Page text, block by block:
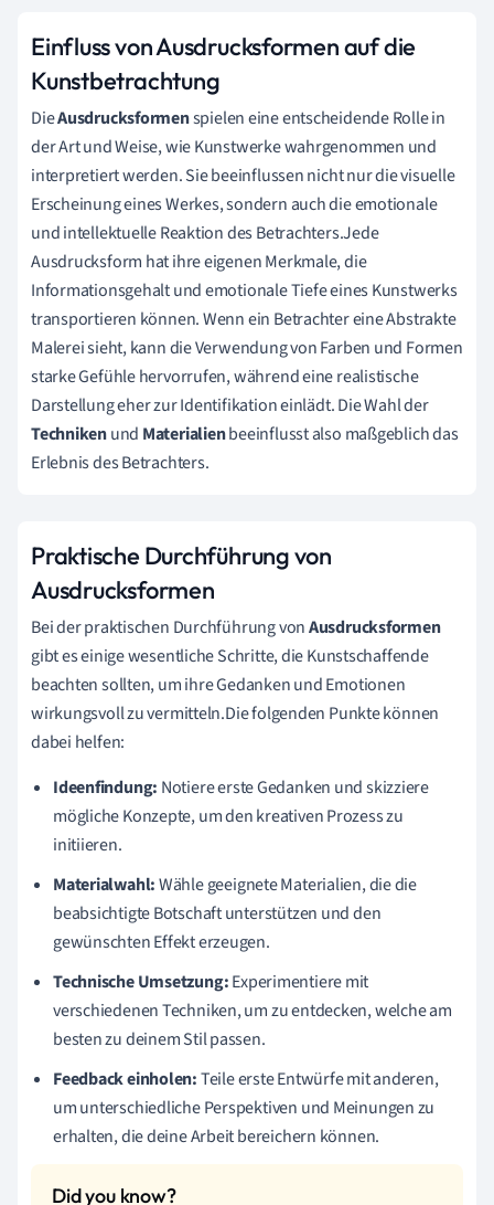
Einfluss von Ausdrucksformen auf die
Kunstbetrachtung
DieAusdrucksformenspielen eine entscheidende Rolle in
der Art und Weise, wie Kunstwerke wahrgenommen und
interpretiert werden. Sie beeinflussen nicht nur die visuelle
Erscheinung eines Werkes, sondern auch die emotionale
und intellektuelle Reaktion des Betrachters.Jede
Ausdrucksform hat ihre eigenen Merkmale, die
Informationsgehalt und emotionale Tiefe eines Kunstwerks
transportieren können. Wenn ein Betrachter eine Abstrakte
Malerei sieht, kann die Verwendung von Farben und Formen
starke Gefühle hervorrufen, während eine realistische
Darstellung eher zur Identifikation einlädt. Die Wahl der
Technikenund Materialienbeeinflusst also maßgeblich das
Erlebnis des Betrachters.
Praktische Durchführung von
Ausdrucksformen
Bei der praktischen Durchführung vonAusdrucksformen
gibt es einige wesentliche Schritte, die Kunstschaffende
beachten sollten, um ihre Gedanken und Emotionen
wirkungsvoll zu vermitteln.Die folgenden Punkte können
dabei helfen:
Ideenfindung: Notiere erste Gedanken und skizziere
mögliche Konzepte, um den kreativen Prozess zu
initiieren.
Materialwahl:Wähle geeignete Materialien, die die
beabsichtigte Botschaft unterstützen und den
gewünschten Effekt erzeugen.
Technische Umsetzung:Experimentiere mit
verschiedenen Techniken, um zu entdecken, welche am
besten zu deinem Stil passen.
Feedback einholen:Teile erste Entwürfe mit anderen,
um unterschiedliche Perspektiven und Meinungen zu
erhalten, die deine Arbeit bereichern können.